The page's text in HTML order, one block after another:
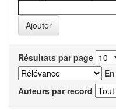
Résultats par page
Auteurs par record